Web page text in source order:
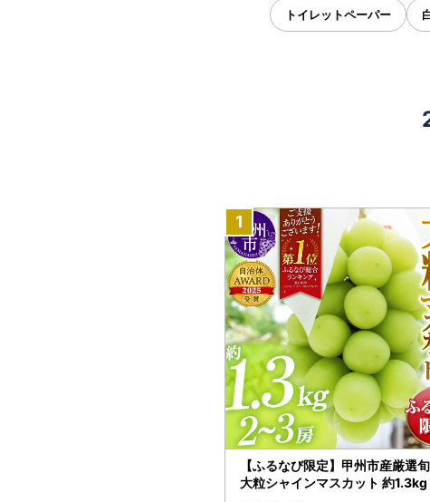
トイレットペーパー
【ふるなび限定】甲州市産厳選
大粒シャインマスカット 約1.3kg